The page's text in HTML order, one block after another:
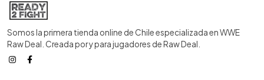
Somos la primera tienda online de Chile especializada en WWE
Raw Deal. Creada por y para jugadores de Raw Deal.